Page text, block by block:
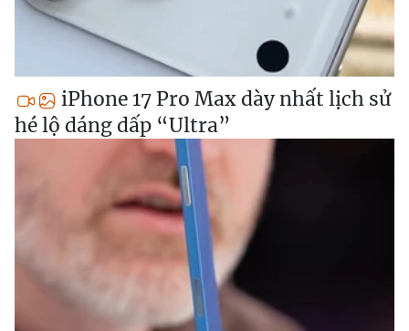
iPhone 17 Pro Max dày nhất lịch sử
hé lộ dáng dấp “Ultra”